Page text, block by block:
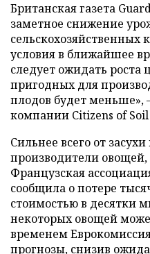
Британская газета
заметное снижение
сельскохозяйственных
условия в ближайшее
следует ожидать роста
пригодных для
плодов будет меньше»,
компании Citizens of
Сильнее всего от
производители
Французская
сообщила о потере
стоимостью в десятки
некоторых овощей
временем
прогнозы, снизив